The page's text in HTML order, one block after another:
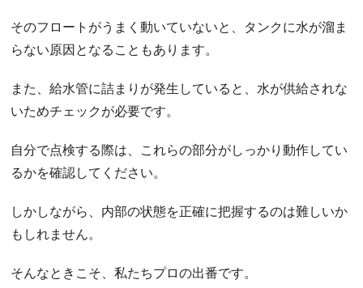
そのフロートがうまく動いていないと、タンクに水が溜ま
らない原因となることもあります。
また、給水管に詰まりが発生していると、水が供給されな
いためチェックが必要です。
自分で点検する際は、これらの部分がしっかり動作してい
るかを確認してください。
しかしながら、内部の状態を正確に把握するのは難しいか
もしれません。
そんなときこそ、私たちプロの出番です。